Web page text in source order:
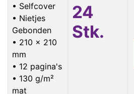
• Selfcover
• Nietjes
Gebonden
• 210 x 210
mm
• 12 pagina's
• 130 g/m²
mat
24
Stk.